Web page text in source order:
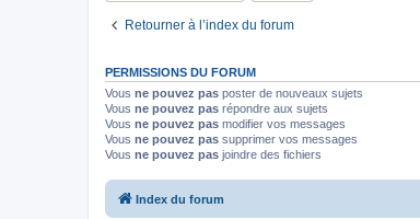
Retourner à l’index du forum
PERMISSIONS DU FORUM
Vous ne pouvez pas poster de nouveaux sujets
Vous ne pouvez pas répondre aux sujets
Vous ne pouvez pas modifier vos messages
Vous ne pouvez pas supprimer vos messages
Vous ne pouvez pas joindre des fichiers
Index du forum